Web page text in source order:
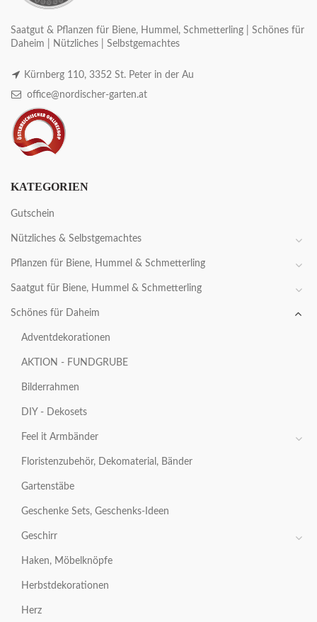
Saatgut & Pflanzen für Biene, Hummel, Schmetterling | Schönes für
Daheim | Nützliches | Selbstgemachtes
Kürnberg 110, 3352 St. Peter in der Au
office@nordischer-garten.at
KATEGORIEN
Gutschein
Nützliches & Selbstgemachtes
Pflanzen für Biene, Hummel & Schmetterling
Saatgut für Biene, Hummel & Schmetterling
Schönes für Daheim
Adventdekorationen
AKTION - FUNDGRUBE
Bilderrahmen
DIY - Dekosets
Feel it Armbänder
Floristenzubehör, Dekomaterial, Bänder
Gartenstäbe
Geschenke Sets, Geschenks-Ideen
Geschirr
Haken, Möbelknöpfe
Herbstdekorationen
Herz